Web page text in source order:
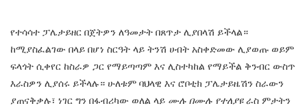
የተሳሳተ ፓሌታይዘር በጀትዎን ለዓመታት በጸጥታ ሊያበላሽ ይችላል።
ከሚያስፈልገው በላይ በሆነ ስርዓት ላይ ትንሽ ሀብት አስቀድመው ሊያወጡ ወይም
ፍላጎት ሲቀየር ከስራዎ ጋር የማይጣጣም እና ሊስተካከል የማይችል ቅንብር ውስጥ
እራስዎን ሊያሰሩ ይችላሉ። ሁለቱም ባህላዊ እና ሮቦቲክ ፓሌታይዜሽን ስራውን
ያጠናቅቃሉ፣ ነገር ግን በፋብሪካው ወለል ላይ ሙሉ በሙሉ የተለያዩራስ ምታትን